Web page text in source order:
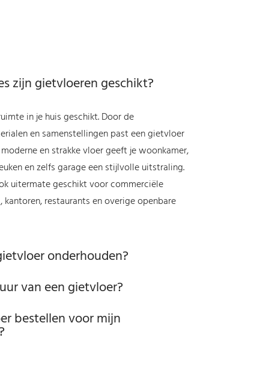
zijn gietvloeren geschikt?
in je huis geschikt. Door de
en samenstellingen past een gietvloer
en strakke vloer geeft je woonkamer,
en zelfs garage een stijlvolle uitstraling.
uitermate geschikt voor commerciële
restaurants en overige openbare
onderhouden?
van een gietvloer?
bestellen voor mijn